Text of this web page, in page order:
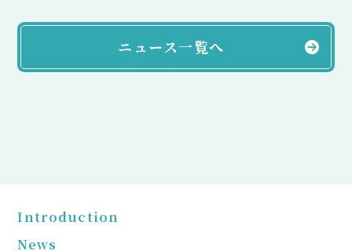
ニュース一覧へ
Introduction
News